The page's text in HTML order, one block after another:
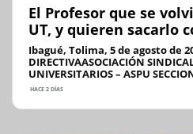
El Profesor que se
UT, y quieren sacarlo
Ibagué, Tolima, 5 de agosto de
DIRECTIVAASOCIACIÓN
UNIVERSITARIOS – ASPU
HACE 2 DÍAS